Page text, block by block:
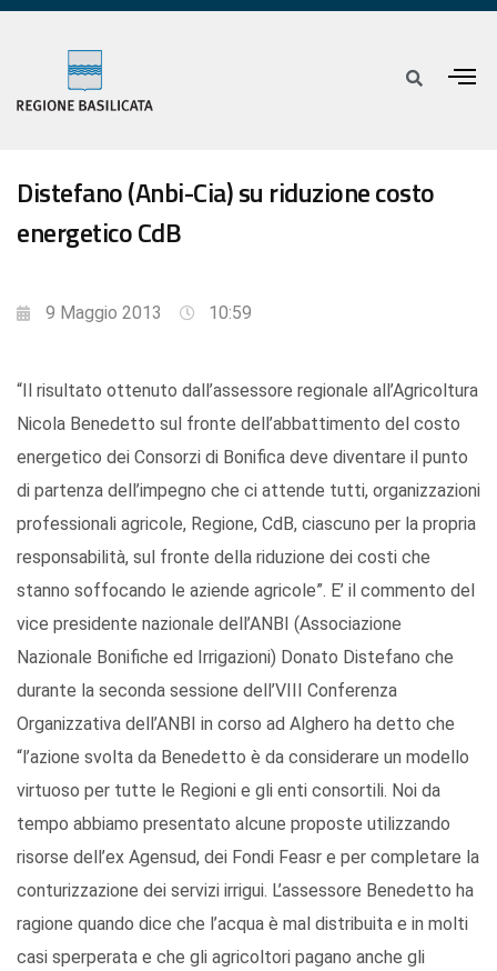
Distefano (Anbi-Cia) su riduzione costo
energetico CdB
9 Maggio 2013 10:59
“Il risultato ottenuto dall’assessore regionale all’Agricoltura
Nicola Benedetto sul fronte dell’abbattimento del costo
energetico dei Consorzi di Bonifica deve diventare il punto
di partenza dell’impegno che ci attende tutti, organizzazioni
professionali agricole, Regione, CdB, ciascuno per la propria
responsabilità, sul fronte della riduzione dei costi che
stanno soffocando le aziende agricole”. E’ il commento del
vice presidente nazionale dell’ANBI (Associazione
Nazionale Bonifiche ed Irrigazioni) Donato Distefano che
durante la seconda sessione dell’VIII Conferenza
Organizzativa dell’ANBI in corso ad Alghero ha detto che
“l’azione svolta da Benedetto è da considerare un modello
virtuoso per tutte le Regioni e gli enti consortili. Noi da
tempo abbiamo presentato alcune proposte utilizzando
risorse dell’ex Agensud, dei Fondi Feasr e per completare la
conturizzazione dei servizi irrigui. L’assessore Benedetto ha
ragione quando dice che l’acqua è mal distribuita e in molti
casi sperperata e che gli agricoltori pagano anche gli